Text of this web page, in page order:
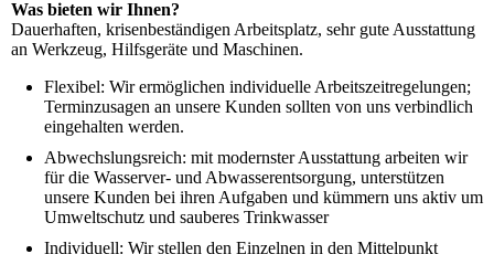
Was bieten wir Ihnen?
Dauerhaften, krisenbeständigen Arbeitsplatz, sehr gute Ausstattung
an Werkzeug, Hilfsgeräte und Maschinen.
Flexibel: Wir ermöglichen individuelle Arbeitszeitregelungen;
Terminzusagen an unsere Kunden sollten von uns verbindlich
eingehalten werden.
Abwechslungsreich: mit modernster Ausstattung arbeiten wir
für die Wasserver- und Abwasserentsorgung, unterstützen
unsere Kunden bei ihren Aufgaben und kümmern uns aktiv um
Umweltschutz und sauberes Trinkwasser
Individuell: Wir stellen den Einzelnen in den Mittelpunkt